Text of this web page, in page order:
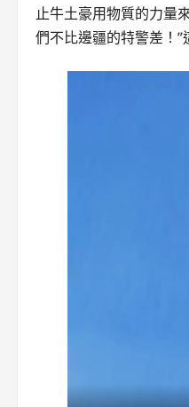
止牛土豪用物質的力量
們不比邊疆的特警差！